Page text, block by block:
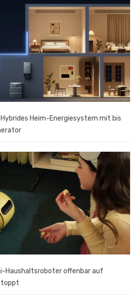
Hybrides Heim-Energiesystem mit bis
Haushaltsroboter offenbar auf